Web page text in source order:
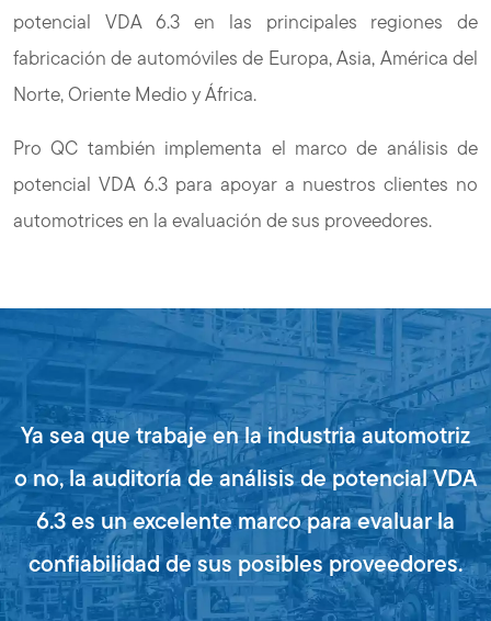
potencial VDA 6.3 en las principales regiones de
fabricación de automóviles de Europa, Asia, América del
Norte, Oriente Medio y África.
Pro QC también implementa el marco de análisis de
potencial VDA 6.3 para apoyar a nuestros clientes no
automotrices en la evaluación de sus proveedores.
Ya sea que trabaje en la industria automotriz
o no, la auditoría de análisis de potencial VDA
6.3 es un excelente marco para evaluar la
confiabilidad de sus posibles proveedores.